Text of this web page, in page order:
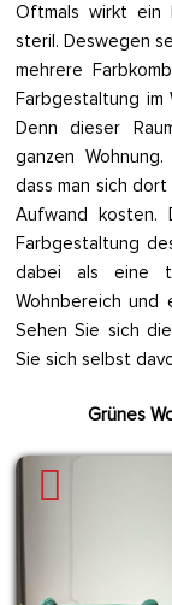
Oftmals wirkt ein
steril. Deswegen
mehrere
Farbgestaltung im
Denn dieser
ganzen
dass man sich
Aufwand kosten.
Farbgestaltung
dabei als eine
Wohnbereich und
Sehen Sie sich
Sie sich selbst
Grünes